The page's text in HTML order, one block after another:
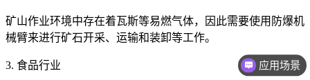
矿山作业环境中存在着瓦斯等易燃气体，因此需要使用防爆机
械臂来进行矿石开采、运输和装卸等工作。
3. 食品行业 应用场景